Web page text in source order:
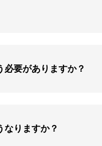
要がありますか？
なりますか？